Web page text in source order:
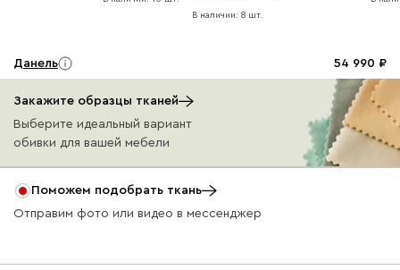
В наличии: 8 шт.
Данель 54 990
Бежевый Графит Жёлтый
Закажите образцы тканей
Выберите идеальный вариант
обивки для вашей мебели
Поможем подобрать ткань
Отправим фото или видео в мессенджер